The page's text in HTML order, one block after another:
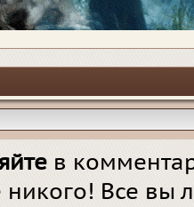
в
никого! Все вы